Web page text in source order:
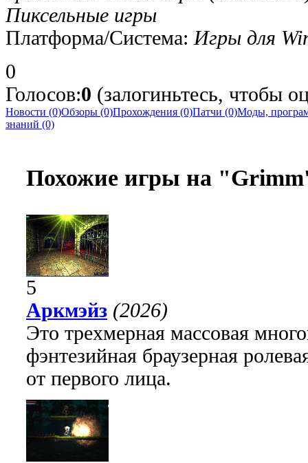
Пиксельные игры
Платформа/Система: Игры для
0
Голосов:0 (залогиньтесь, чтобы
Новости (0)Обзоры (0)Прохождения (0)Патчи (0)Моды,
знаний (0)
Похожие игры на
5
Аркмэйз (2026)
Это трехмерная массовая
фэнтезийная браузерная
от первого лица.